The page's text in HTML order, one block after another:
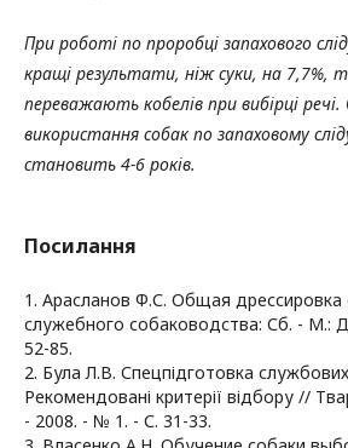
При роботі по проробці запахового
кращі результати, ніж суки, на 7,7%,
переважають кобелів при вибірці
використання собак по запаховому
становить 4-6 років.
Посилання
1. Арасланов Ф.С. Общая дрессировка
служебного собаководства: Сб. - М.:
52-85.
2. Була Л.В. Спецпідготовка
Рекомендовані критерії відбору //
- 2008. - № 1. - С. 31-33.